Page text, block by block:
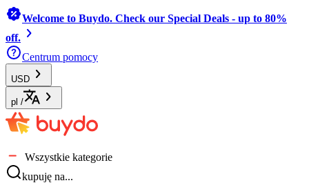
Welcome to Buydo. Check our Special Deals - up to 80%
off.
Centrum pomocy
USD
pl /
Wszystkie kategorie
kupuję na...